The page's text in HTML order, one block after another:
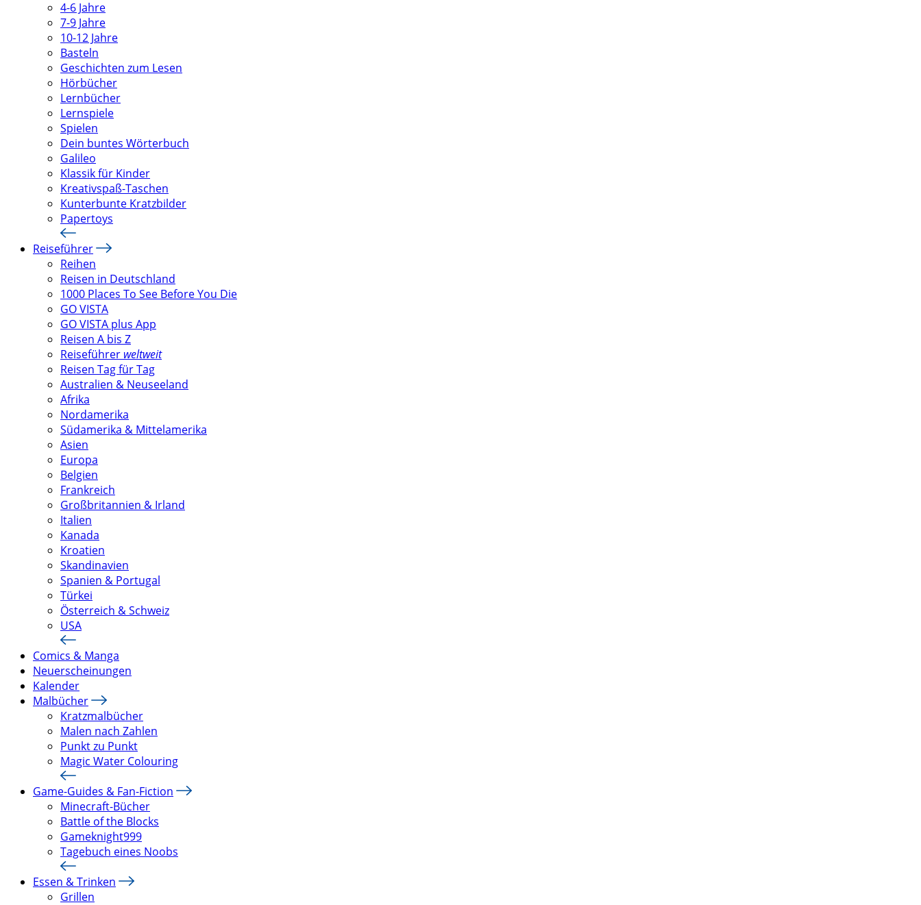
4-6 Jahre
7-9 Jahre
10-12 Jahre
Basteln
Geschichten zum Lesen
Hörbücher
Lernbücher
Lernspiele
Spielen
Dein buntes Wörterbuch
Galileo
Klassik für Kinder
Kreativspaß-Taschen
Kunterbunte Kratzbilder
Papertoys
Reiseführer
Reihen
Reisen in Deutschland
1000 Places To See Before You Die
GO VISTA
GO VISTA plus App
Reisen A bis Z
Reiseführer weltweit
Reisen Tag für Tag
Australien & Neuseeland
Afrika
Nordamerika
Südamerika & Mittelamerika
Asien
Europa
Belgien
Frankreich
Großbritannien & Irland
Italien
Kanada
Kroatien
Skandinavien
Spanien & Portugal
Türkei
Österreich & Schweiz
USA
Comics & Manga
Neuerscheinungen
Kalender
Malbücher
Kratzmalbücher
Malen nach Zahlen
Punkt zu Punkt
Magic Water Colouring
Game-Guides & Fan-Fiction
Minecraft-Bücher
Battle of the Blocks
Gameknight999
Tagebuch eines Noobs
Essen & Trinken
Grillen